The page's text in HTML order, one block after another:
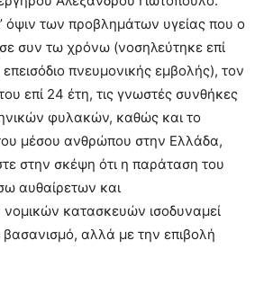
των προβλημάτων υγείας που ο
συν τω χρόνω (νοσηλεύτηκε επί
πνευμονικής εμβολής), τον
επί 24 έτη, τις γνωστές συνθήκες
φυλακών, καθώς και το
μέσου ανθρώπου στην Ελλάδα,
στην σκέψη ότι η παράταση του
αυθαίρετων και
κατασκευών ισοδυναμεί
αλλά με την επιβολή